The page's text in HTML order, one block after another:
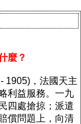
麼？
1905)，法國天主
利益服務。一九
四處搶掠；派遣
償問題上，向清